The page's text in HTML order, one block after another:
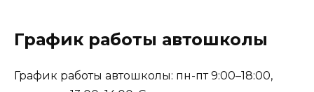
График работы автошколы
График работы автошколы: пн-пт 9:00–18:00,